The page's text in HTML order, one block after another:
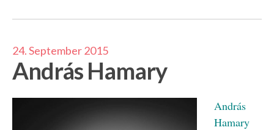
24. September 2015
András Hamary
András
Hamary